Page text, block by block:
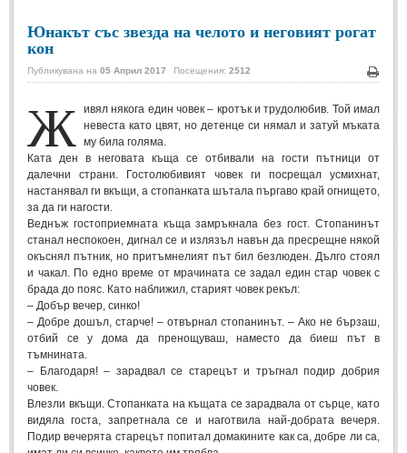
Стихове за Баба Марта (6)
Коледа и Нова Година (7)
ОСМИ МАРТ
Стихове за Жената (33)
Стихове за Осми Март (4)
Стихове за Мама
ТЕКСТОВЕ
ТЕКСТОВЕ
Истории (10)
Разкази (7)
Автори на Разкази
Басни (2)
Юнакът със звезда на челото и неговият рогат
кон
Печат
Публикувана на 05 Април 2017 Посещения: 2512
Ж ивял някога един човек – кротък и трудолюбив. Той имал
невеста като цвят, но детенце си нямал и затуй мъката
му била голяма.
Ката ден в неговата къща се отбивали на гости пътници от
далечни страни. Гостолюбивият човек ги посрещал усмихнат,
настанявал ги вкъщи, а стопанката шътала пъргаво край огнището,
за да ги нагости.
Веднъж гостоприемната къща замръкнала без гост. Стопанинът
станал неспокоен, дигнал се и излязъл навън да пресрещне някой
окъснял пътник, но притъмнелият път бил безлюден. Дълго стоял
и чакал. По едно време от мрачината се задал един стар човек с
брада до пояс. Като наближил, старият човек рекъл:
– Добър вечер, синко!
– Добре дошъл, старче! – отвърнал стопанинът. – Ако не бързаш,
отбий се у дома да пренощуваш, наместо да биеш път в
тъмнината.
– Благодаря! – зарадвал се старецът и тръгнал подир добрия
човек.
Влезли вкъщи. Стопанката на къщата се зарадвала от сърце, като
видяла госта, запретнала се и наготвила най-добрата вечеря.
Подир вечерята старецът попитал домакините как са, добре ли са,